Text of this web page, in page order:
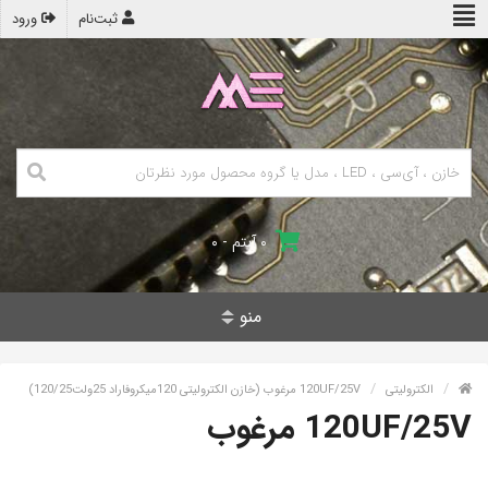
ورود ثبت‌نام
۰ آیتم - ۰
منو
الکترولیتی 120UF/25V مرغوب (خازن الکترولیتی 120میکروفاراد 25ولت120/25)
120UF/25V مرغوب